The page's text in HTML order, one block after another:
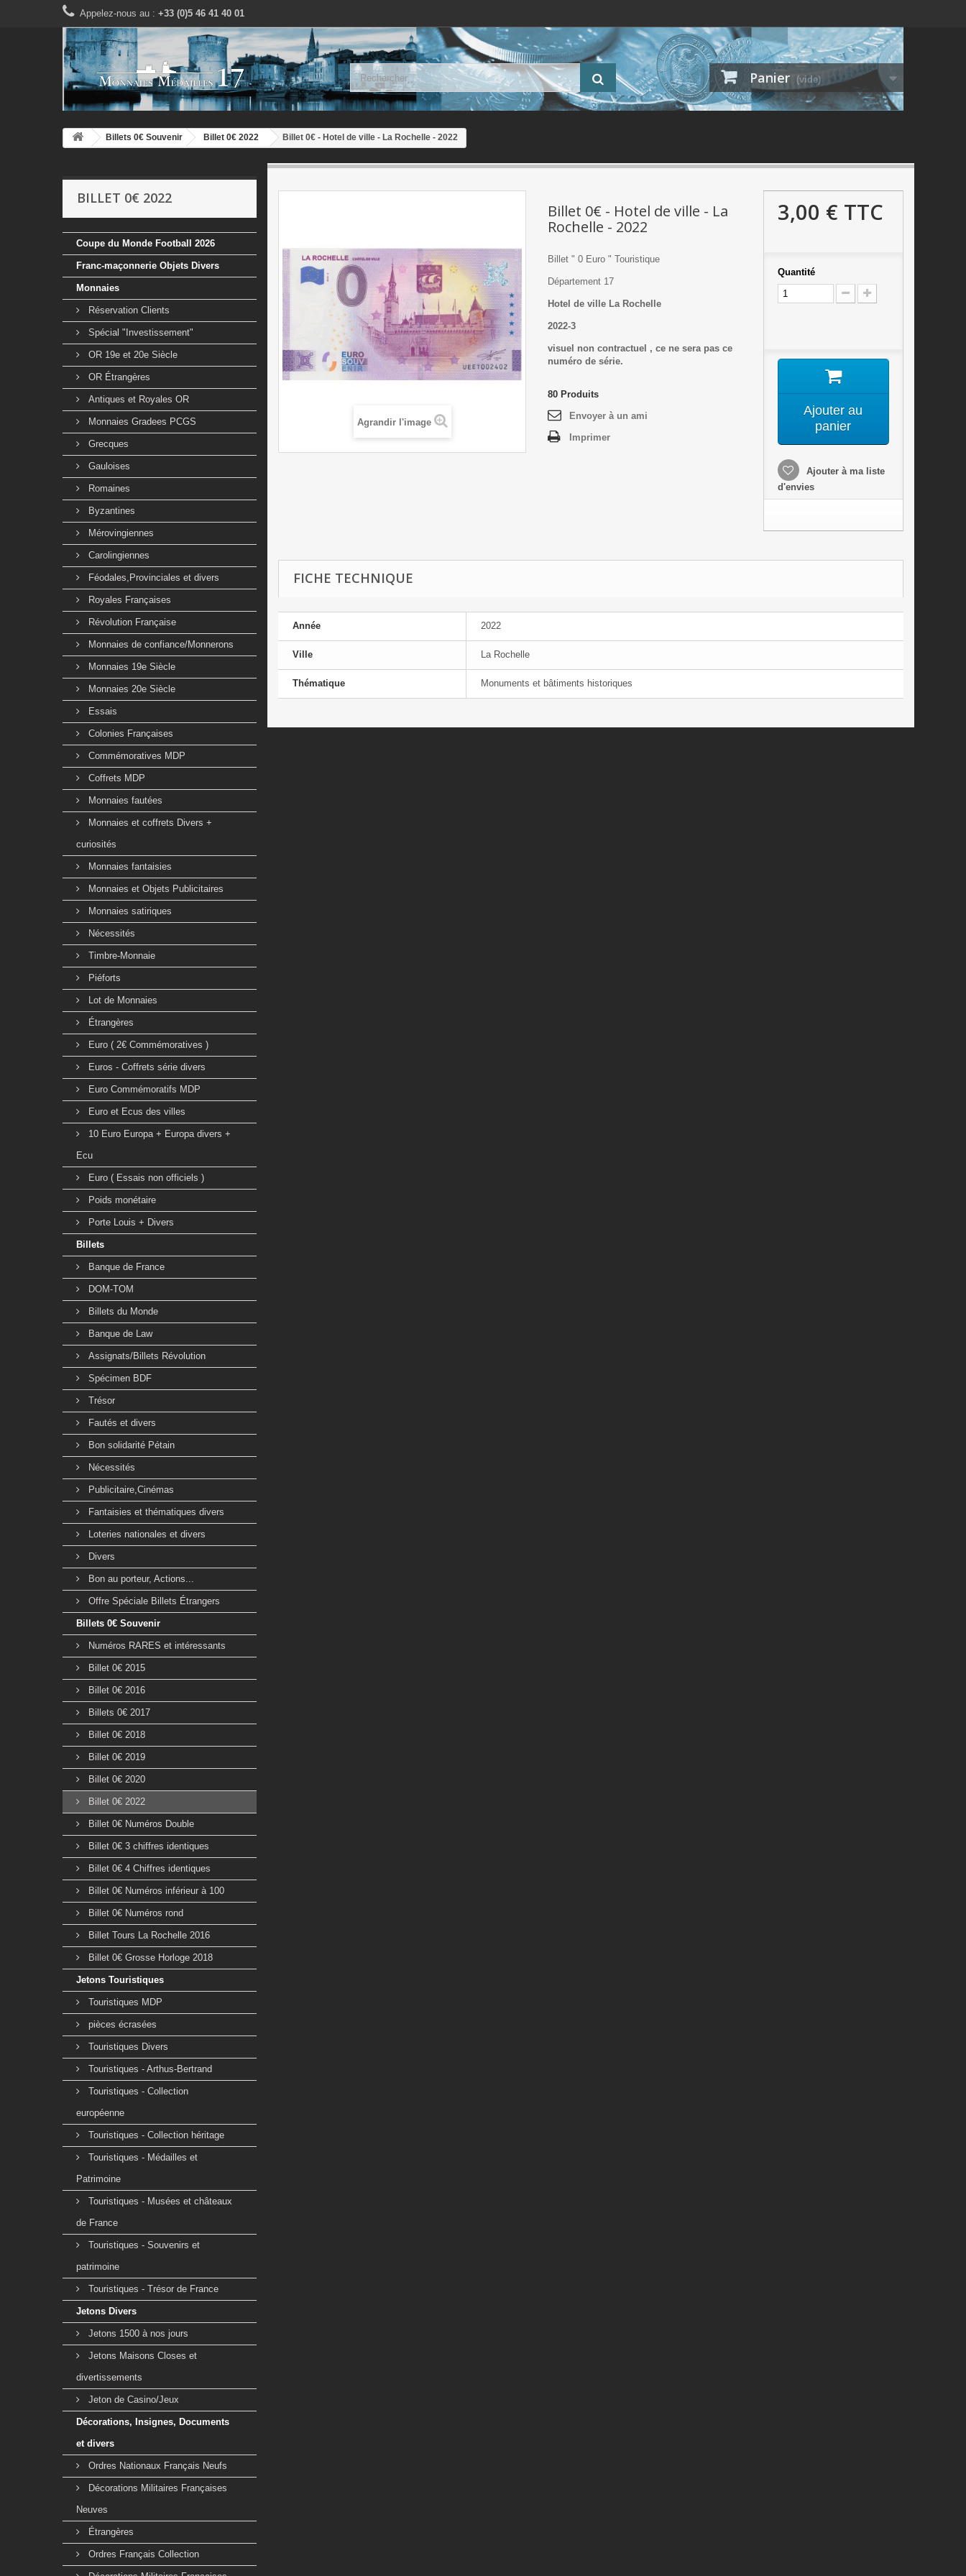
Appelez-nous au : +33 (0)5 46 41 40 01
Panier (vide)
Billets 0€ Souvenir Billet 0€ 2022 Billet 0€ - Hotel de ville - La Rochelle - 2022
BILLET 0€ 2022
Coupe du Monde Football 2026
Franc-maçonnerie Objets Divers
Monnaies
Réservation Clients
Spécial "Investissement"
OR 19e et 20e Siècle
OR Étrangères
Antiques et Royales OR
Monnaies Gradees PCGS
Grecques
Gauloises
Romaines
Byzantines
Mérovingiennes
Carolingiennes
Féodales,Provinciales et divers
Royales Françaises
Révolution Française
Monnaies de confiance/Monnerons
Monnaies 19e Siècle
Monnaies 20e Siècle
Essais
Colonies Françaises
Commémoratives MDP
Coffrets MDP
Monnaies fautées
Monnaies et coffrets Divers +
curiosités
Monnaies fantaisies
Monnaies et Objets Publicitaires
Monnaies satiriques
Nécessités
Timbre-Monnaie
Piéforts
Lot de Monnaies
Étrangères
Euro ( 2€ Commémoratives )
Euros - Coffrets série divers
Euro Commémoratifs MDP
Euro et Ecus des villes
10 Euro Europa + Europa divers +
Ecu
Euro ( Essais non officiels )
Poids monétaire
Porte Louis + Divers
Billets
Banque de France
DOM-TOM
Billets du Monde
Banque de Law
Assignats/Billets Révolution
Spécimen BDF
Trésor
Fautés et divers
Bon solidarité Pétain
Nécessités
Publicitaire,Cinémas
Fantaisies et thématiques divers
Loteries nationales et divers
Divers
Bon au porteur, Actions...
Offre Spéciale Billets Étrangers
Billets 0€ Souvenir
Numéros RARES et intéressants
Billet 0€ 2015
Billet 0€ 2016
Billets 0€ 2017
Billet 0€ 2018
Billet 0€ 2019
Billet 0€ 2020
Billet 0€ 2022
Billet 0€ Numéros Double
Billet 0€ 3 chiffres identiques
Billet 0€ 4 Chiffres identiques
Billet 0€ Numéros inférieur à 100
Billet 0€ Numéros rond
Billet Tours La Rochelle 2016
Billet 0€ Grosse Horloge 2018
Jetons Touristiques
Touristiques MDP
pièces écrasées
Touristiques Divers
Touristiques - Arthus-Bertrand
Touristiques - Collection
européenne
Touristiques - Collection héritage
Touristiques - Médailles et
Patrimoine
Touristiques - Musées et châteaux
de France
Touristiques - Souvenirs et
patrimoine
Touristiques - Trésor de France
Jetons Divers
Jetons 1500 à nos jours
Jetons Maisons Closes et
divertissements
Jeton de Casino/Jeux
Décorations, Insignes, Documents
et divers
Ordres Nationaux Français Neufs
Décorations Militaires Françaises
Neuves
Étrangères
Ordres Français Collection
Agrandir l'image
Billet 0€ - Hotel de ville - La
Rochelle - 2022
Billet " 0 Euro " Touristique
Département 17
Hotel de ville La Rochelle
2022-3
visuel non contractuel , ce ne sera pas ce
numéro de série.
80 Produits
Envoyer à un ami
Imprimer
3,00 € TTC
Quantité
Ajouter au
panier
Ajouter à ma liste
d'envies
FICHE TECHNIQUE
Année 2022
Ville La Rochelle
Thématique Monuments et bâtiments historiques